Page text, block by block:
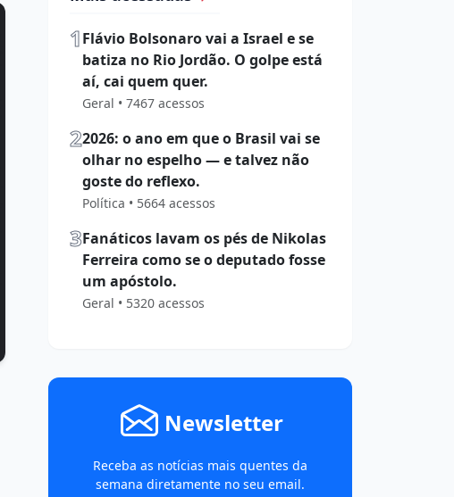
1Flávio Bolsonaro vai a Israel e se
batiza no Rio Jordão. O golpe está
aí, cai quem quer.
Geral • 7467 acessos
22026: o ano em que o Brasil vai se
olhar no espelho — e talvez não
goste do reflexo.
Política • 5664 acessos
3Fanáticos lavam os pés de Nikolas
Ferreira como se o deputado fosse
um apóstolo.
Geral • 5320 acessos
Newsletter
Receba as notícias mais quentes da
semana diretamente no seu email.